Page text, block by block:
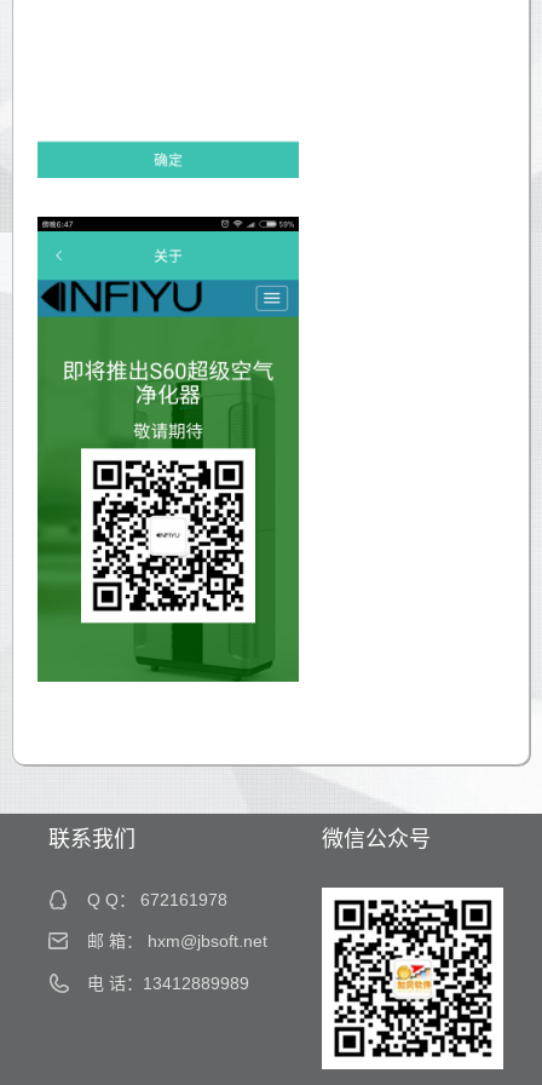
联系我们
Q Q： 672161978
邮 箱： hxm@jbsoft.net
电 话：13412889989
微信公众号